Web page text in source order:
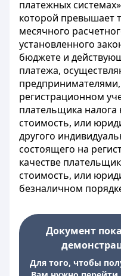
платежных
которой превышает
месячного
установленного
бюджете и
платежа,
регистрационном
плательщика
стоимость, или
другого
состоящего на
качестве
стоимость, или
безналичном
Документ
Для того, чтобы